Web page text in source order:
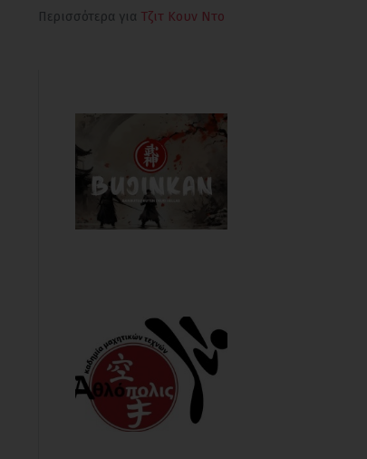
Περισσότερα για Τζιτ Κουν Ντο